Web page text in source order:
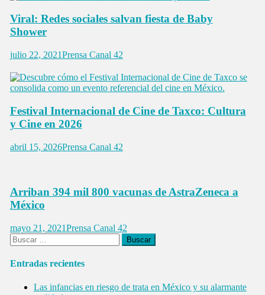
Viral: Redes sociales salvan fiesta de Baby
Shower
julio 22, 2021Prensa Canal 42
Festival Internacional de Cine de Taxco: Cultura
y Cine en 2026
abril 15, 2026Prensa Canal 42
Arriban 394 mil 800 vacunas de AstraZeneca a
México
mayo 21, 2021Prensa Canal 42
Buscar:
Entradas recientes
Las infancias en riesgo de trata en México y su alarmante